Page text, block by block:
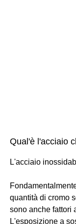
Qual'è l'acciaio
L'acciaio
quantità di cromo
sono anche fattori
L'esposizione a